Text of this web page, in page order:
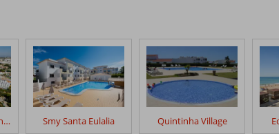
Monica Isabel Beach Club Smy Santa Eulalia Quintinha Village